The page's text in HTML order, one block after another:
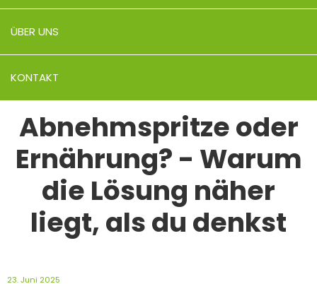
ÜBER UNS
KONTAKT
Abnehmspritze oder
Ernährung? - Warum
die Lösung näher
liegt, als du denkst
23. Juni 2025